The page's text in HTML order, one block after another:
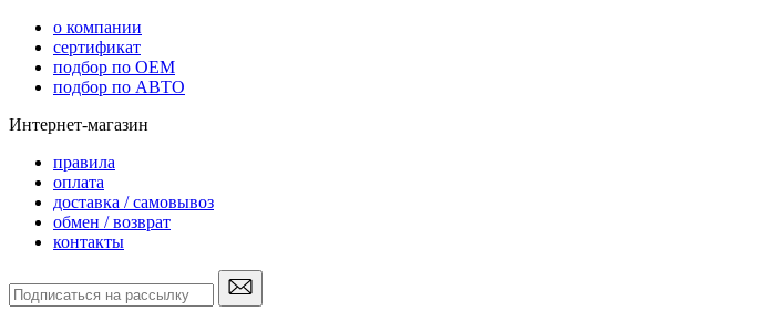
o компании
сертификат
подбор по OEM
подбор по АВТО
Интернет-магазин
правила
оплата
доставка / самовывоз
обмен / возврат
контакты